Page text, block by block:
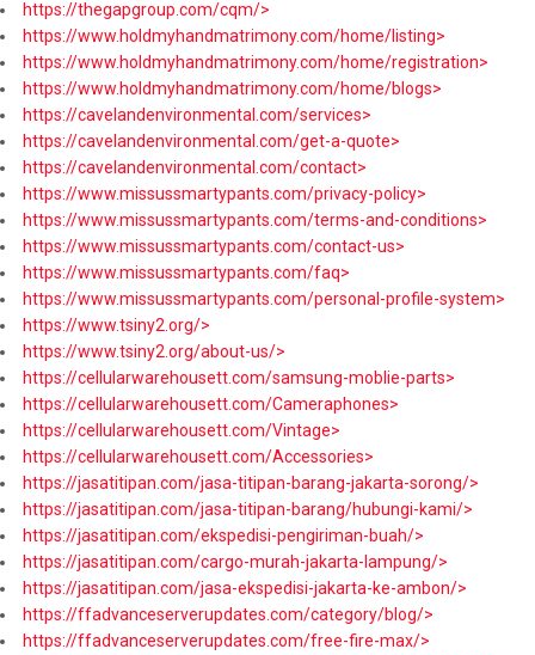
https://thegapgroup.com/cqm/>
https://www.holdmyhandmatrimony.com/home/listing>
https://www.holdmyhandmatrimony.com/home/registration>
https://www.holdmyhandmatrimony.com/home/blogs>
https://cavelandenvironmental.com/services>
https://cavelandenvironmental.com/get-a-quote>
https://cavelandenvironmental.com/contact>
https://www.missussmartypants.com/privacy-policy>
https://www.missussmartypants.com/terms-and-conditions>
https://www.missussmartypants.com/contact-us>
https://www.missussmartypants.com/faq>
https://www.missussmartypants.com/personal-profile-system>
https://www.tsiny2.org/>
https://www.tsiny2.org/about-us/>
https://cellularwarehousett.com/samsung-moblie-parts>
https://cellularwarehousett.com/Cameraphones>
https://cellularwarehousett.com/Vintage>
https://cellularwarehousett.com/Accessories>
https://jasatitipan.com/jasa-titipan-barang-jakarta-sorong/>
https://jasatitipan.com/jasa-titipan-barang/hubungi-kami/>
https://jasatitipan.com/ekspedisi-pengiriman-buah/>
https://jasatitipan.com/cargo-murah-jakarta-lampung/>
https://jasatitipan.com/jasa-ekspedisi-jakarta-ke-ambon/>
https://ffadvanceserverupdates.com/category/blog/>
https://ffadvanceserverupdates.com/free-fire-max/>